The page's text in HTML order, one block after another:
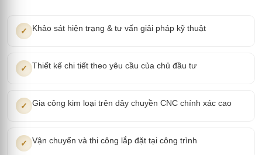
✓ Khảo sát hiện trạng & tư vấn giải pháp kỹ thuật
✓ Thiết kế chi tiết theo yêu cầu của chủ đầu tư
✓ Gia công kim loại trên dây chuyền CNC chính xác cao
✓ Vận chuyển và thi công lắp đặt tại công trình